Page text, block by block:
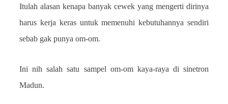
Itulah alasan kenapa banyak cewek yang mengerti dirinya
harus kerja keras untuk memenuhi kebutuhannya sendiri
sebab gak punya om-om.
Ini nih salah satu sampel om-om kaya-raya di sinetron
Madun.